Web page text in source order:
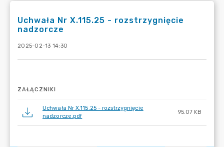
Uchwała Nr X.115.25 - rozstrzygnięcie
nadzorcze
2025-02-13 14:30
ZAŁĄCZNIKI
Uchwała Nr X.115.25 - rozstrzygnięcie
nadzorcze.pdf
95.07 KB